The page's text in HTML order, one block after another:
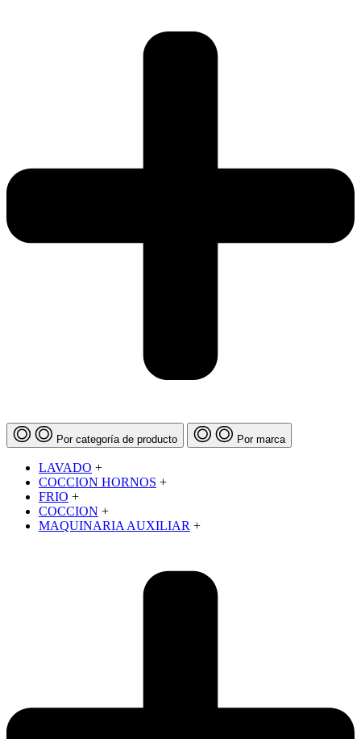
Por categoría de producto Por marca
LAVADO +
COCCION HORNOS +
FRIO +
COCCION +
MAQUINARIA AUXILIAR +